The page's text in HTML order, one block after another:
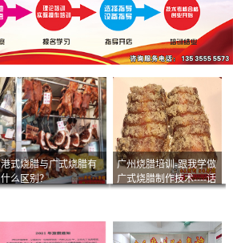
港式烧腊与广式烧腊有
什么区别？
广州烧腊培训-跟我学做
广式烧腊制作技术----话